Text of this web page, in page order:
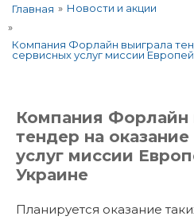
Главная » Новости и акции
»
Компания Форлайн выиграла
сервисных услуг миссии
Компания Форлайн
тендер на
услуг миссии
Украине
Планируется оказание